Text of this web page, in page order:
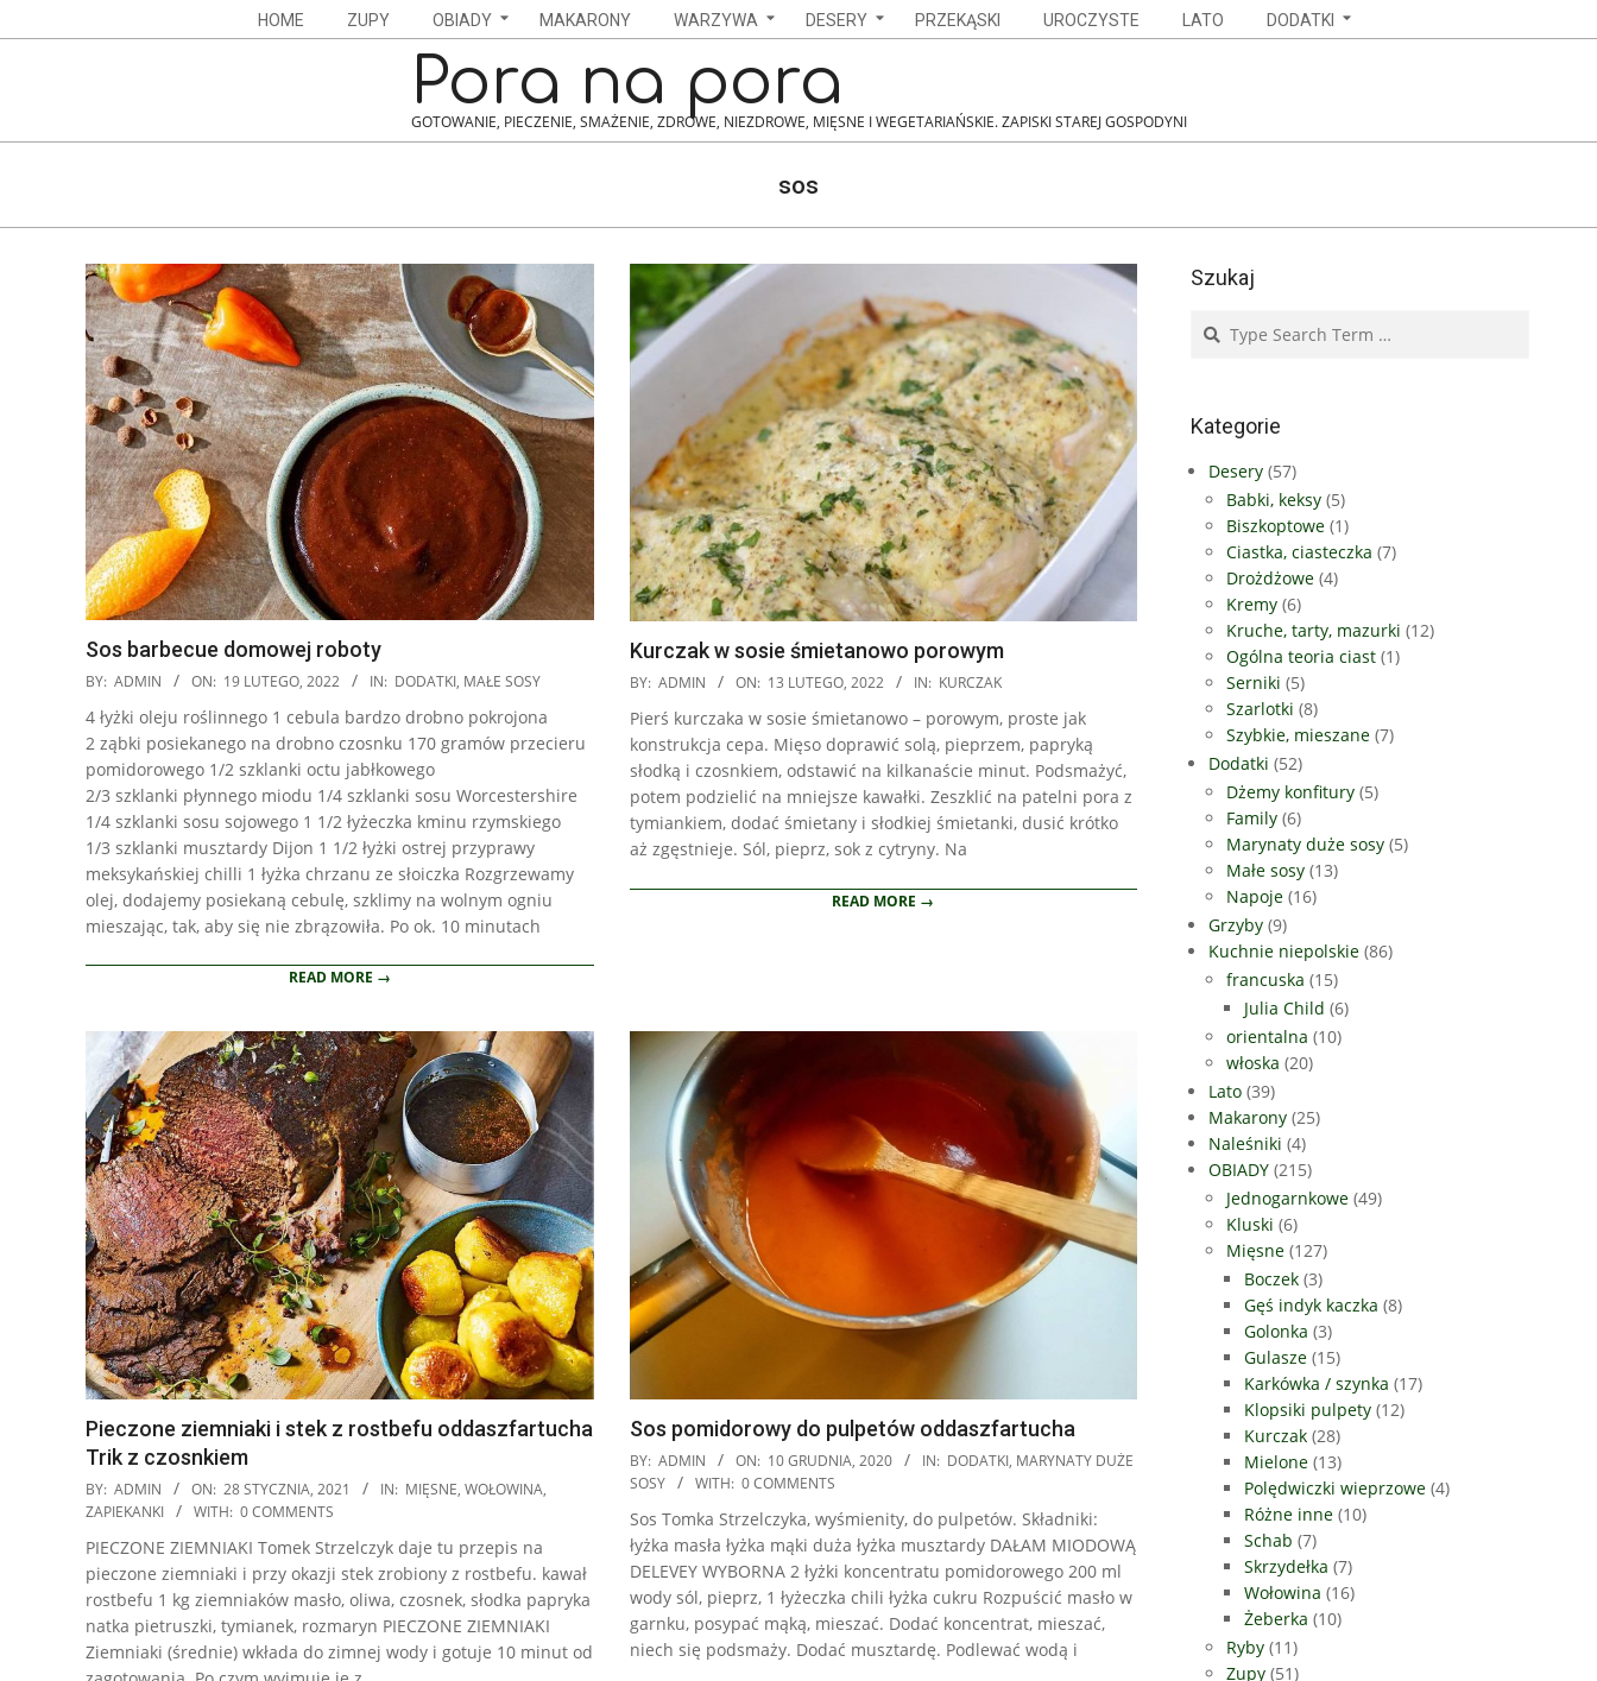
to
Menu
HOME ZUPY OBIADY MAKARONY WARZYWA DESERY PRZEKĄSKI UROCZYSTE LATO DODATKI
Pora na pora
GOTOWANIE, PIECZENIE, SMAŻENIE, ZDROWE, NIEZDROWE, MIĘSNE I WEGETARIAŃSKIE. ZAPISKI STAREJ GOSPODYNI
sos
Sos barbecue domowej roboty
2022-
19
BY: ADMIN ON: 19 LUTEGO, 2022 IN: DODATKI, MAŁE SOSY
4 łyżki oleju roślinnego 1 cebula bardzo drobno pokrojona
2 ząbki posiekanego na drobno czosnku 170 gramów przecieru
pomidorowego 1/2 szklanki octu jabłkowego
2/3 szklanki płynnego miodu 1/4 szklanki sosu Worcestershire
1/4 szklanki sosu sojowego 1 1/2 łyżeczka kminu rzymskiego
1/3 szklanki musztardy Dijon 1 1/2 łyżki ostrej przyprawy
meksykańskiej chilli 1 łyżka chrzanu ze słoiczka Rozgrzewamy
olej, dodajemy posiekaną cebulę, szklimy na wolnym ogniu
mieszając, tak, aby się nie zbrązowiła. Po ok. 10 minutach
READ MORE →
Kurczak w sosie śmietanowo porowym
2022-
13
BY: ADMIN ON: 13 LUTEGO, 2022 IN: KURCZAK
Pierś kurczaka w sosie śmietanowo – porowym, proste jak
konstrukcja cepa. Mięso doprawić solą, pieprzem, papryką
słodką i czosnkiem, odstawić na kilkanaście minut. Podsmażyć,
potem podzielić na mniejsze kawałki. Zeszklić na patelni pora z
tymiankiem, dodać śmietany i słodkiej śmietanki, dusić krótko
aż zgęstnieje. Sól, pieprz, sok z cytryny. Na
READ MORE →
Pieczone ziemniaki i stek z rostbefu oddaszfartucha
Trik z czosnkiem
2021-
01-
BY: ADMIN ON: 28 STYCZNIA, 2021 IN: MIĘSNE, WOŁOWINA,
ZAPIEKANKI
WITH: 0 COMMENTS
PIECZONE ZIEMNIAKI Tomek Strzelczyk daje tu przepis na
pieczone ziemniaki i przy okazji stek zrobiony z rostbefu. kawał
rostbefu 1 kg ziemniaków masło, oliwa, czosnek, słodka papryka
natka pietruszki, tymianek, rozmaryn PIECZONE ZIEMNIAKI
Ziemniaki (średnie) wkłada do zimnej wody i gotuje 10 minut od
Sos pomidorowy do pulpetów oddaszfartucha
2020-
12-
BY: ADMIN ON: 10 GRUDNIA, 2020 IN: DODATKI, MARYNATY DUŻE
SOSY
WITH: 0 COMMENTS
Sos Tomka Strzelczyka, wyśmienity, do pulpetów. Składniki:
łyżka masła łyżka mąki duża łyżka musztardy DAŁAM MIODOWĄ
DELEVEY WYBORNA 2 łyżki koncentratu pomidorowego 200 ml
wody sól, pieprz, 1 łyżeczka chili łyżka cukru Rozpuścić masło w
garnku, posypać mąką, mieszać. Dodać koncentrat, mieszać,
niech się podsmaży. Dodać musztardę. Podlewać wodą i
Szukaj
Search
Kategorie
Desery (57)
Babki, keksy (5)
Biszkoptowe (1)
Ciastka, ciasteczka (7)
Drożdżowe (4)
Kremy (6)
Kruche, tarty, mazurki (12)
Ogólna teoria ciast (1)
Serniki (5)
Szarlotki (8)
Szybkie, mieszane (7)
Dodatki (52)
Dżemy konfitury (5)
Family (6)
Marynaty duże sosy (5)
Małe sosy (13)
Napoje (16)
Grzyby (9)
Kuchnie niepolskie (86)
francuska (15)
Julia Child (6)
orientalna (10)
włoska (20)
Lato (39)
Makarony (25)
Naleśniki (4)
OBIADY (215)
Jednogarnkowe (49)
Kluski (6)
Mięsne (127)
Boczek (3)
Gęś indyk kaczka (8)
Golonka (3)
Gulasze (15)
Karkówka / szynka (17)
Klopsiki pulpety (12)
Kurczak (28)
Mielone (13)
Polędwiczki wieprzowe (4)
Różne inne (10)
Schab (7)
Skrzydełka (7)
Wołowina (16)
Żeberka (10)
Ryby (11)
Zupy (51)